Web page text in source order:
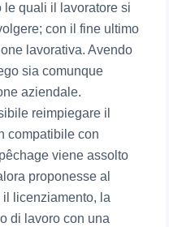
le quali il lavoratore si
con il fine ultimo
lavorativa. Avendo
sia comunque
aziendale.
reimpiegare il
compatibile con
viene assolto
proponesse al
il licenziamento, la
di lavoro con una